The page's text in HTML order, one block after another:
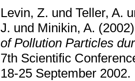
Levin, Z. und Teller, A.
J. und Minikin, A.
of Pollution Particles
7th Scientific
18-25 September 2002.